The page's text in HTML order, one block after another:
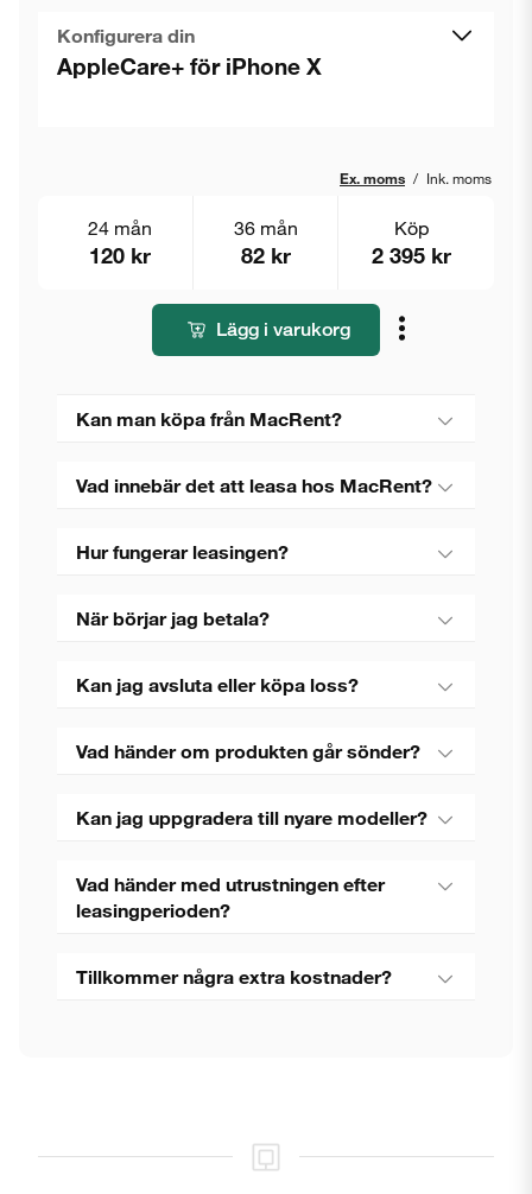
Konfigurera din
AppleCare+ för iPhone X
Ex. moms / Ink. moms
24 mån
120 kr
36 mån
82 kr
Köp
2 395 kr
Lägg i varukorg
Kan man köpa från MacRent?
Vad innebär det att leasa hos MacRent?
Hur fungerar leasingen?
När börjar jag betala?
Kan jag avsluta eller köpa loss?
Vad händer om produkten går sönder?
Kan jag uppgradera till nyare modeller?
Vad händer med utrustningen efter
leasingperioden?
Tillkommer några extra kostnader?